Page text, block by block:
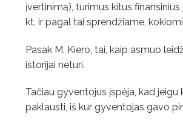
įvertinimą), turimus kitus
kt. ir pagal tai sprendžiame,
Pasak M. Kiero, tai, kaip asmuo
istorijai neturi.
Tačiau gyventojus įspėja, kad
paklausti, iš kur gyventojas gavo